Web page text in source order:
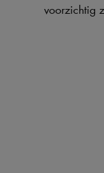
voorzichtig